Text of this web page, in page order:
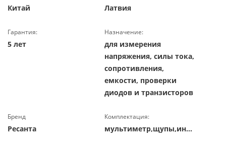
Китай Латвия
Гарантия:
5 лет
Назначение:
для измерения
напряжения, силы тока,
сопротивления,
емкости, проверки
диодов и транзисторов
Бренд
Ресанта
Комплектация:
мультиметр,щупы,инструкция